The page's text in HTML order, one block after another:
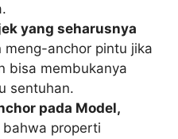
yang seharusnya
meng-anchor pintu jika
bisa membukanya
sentuhan.
pada Model,
bahwa properti